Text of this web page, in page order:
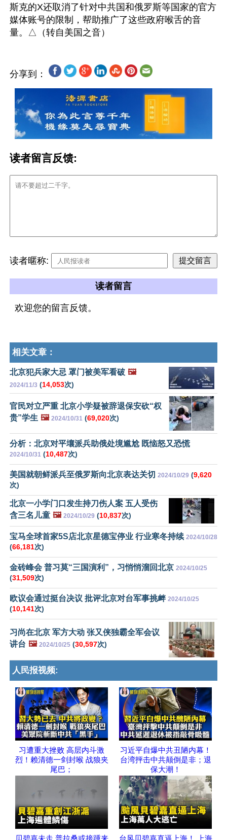
斯克的X还取消了针对中共国和俄罗斯等国家的官方
媒体账号的限制，帮助推广了这些政府喉舌的音
分享到：
读者留言反馈:
读者暱称:
读者留言
欢迎您的留言反馈。
相关文章：
北京犯兵家大忌 罩门被美军看破 🖼️
2024/11/3 (14,053次)
官民对立严重 北京小学疑被辞退保安砍“权
贵”学生 🖼️ 2024/10/31 (69,020次)
分析：北京对平壤派兵助俄处境尴尬 既恼怒又恐慌
2024/10/31 (10,487次)
美国就朝鲜派兵至俄罗斯向北京表达关切 2024/10/29 (9,620
次)
北京一小学门口发生持刀伤人案 五人受伤
含三名儿童 🖼️ 2024/10/29 (10,837次)
宝马全球首家5S店北京星德宝停业 行业寒冬持续 2024/10/28
(66,181次)
金砖峰会 普习莫“三国演利”，习悄悄溜回北京 2024/10/25
(31,509次)
欧议会通过挺台决议 批评北京对台军事挑衅 2024/10/25
(10,141次)
习尚在北京 军方大动 张又侠独霸全军会议
讲台 🖼️ 2024/10/25 (30,597次)
人民报视频:
习遭重大挫败 高层内斗激
烈！赖清德一剑封喉 战狼夹
尾巴；
习近平自爆中共丑陋内幕！
台湾抨击中共颠倒是非；退
保大潮！
贝碧嘉未走 普拉桑或接踵来 台风贝碧嘉直逼上海！ 上海